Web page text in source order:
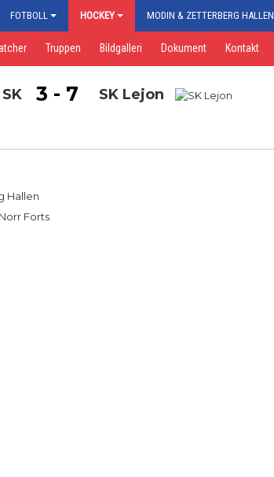
FOTBOLL HOCKEY MODIN & ZETTERBERG HALLEN
Truppen Bildgalleri Dokument Kontakt
3 - 7 SK Lejon
Hallen
Forts